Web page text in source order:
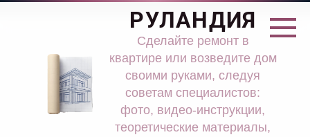
Перейти
РУЛАНДИЯ
Сделайте ремонт в
квартире или возведите дом
своими руками, следуя
советам специалистов:
фото, видео-инструкции,
теоретические материалы,